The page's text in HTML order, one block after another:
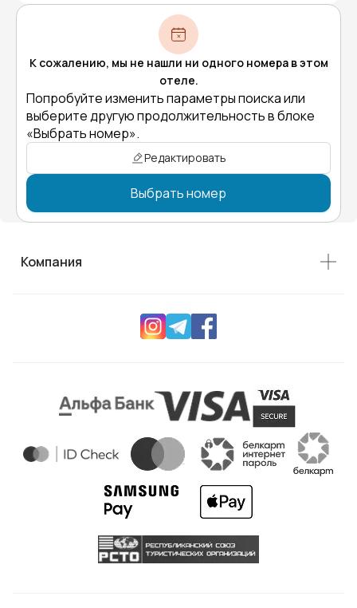
К сожалению, мы не нашли ни одного номера в этом
отеле.
Попробуйте изменить параметры поиска или
выберите другую продолжительность в блоке
«Выбрать номер».
Редактировать
Выбрать номер
Компания